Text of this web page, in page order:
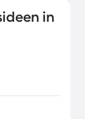
in